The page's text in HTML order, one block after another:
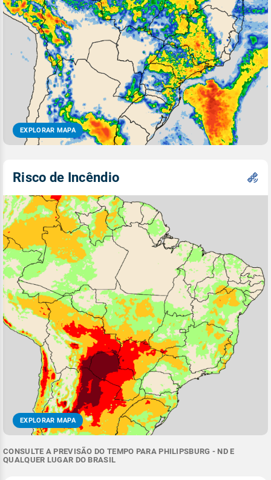
EXPLORAR MAPA
Risco de Incêndio
EXPLORAR MAPA
CONSULTE A PREVISÃO DO TEMPO PARA PHILIPSBURG - ND E
QUALQUER LUGAR DO BRASIL